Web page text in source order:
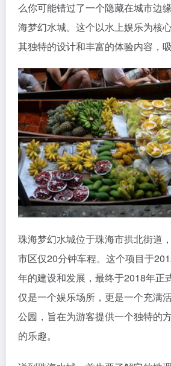
么你可能错过了一个隐藏在城市
海梦幻水城。这个以水上娱乐为核
其独特的设计和丰富的体验内容，
珠海梦幻水城位于珠海市拱北街道
市区仅20分钟车程。这个项目于
年的建设和发展，最终于2018年正
仅是一个娱乐场所，更是一个充满
公园，旨在为游客提供一个独特的
的乐趣。